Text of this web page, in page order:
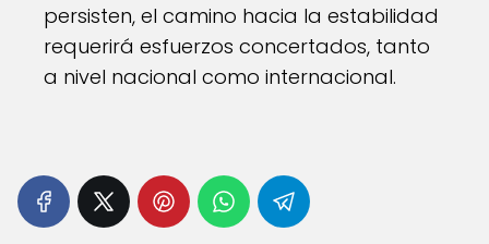
persisten, el camino hacia la estabilidad
requerirá esfuerzos concertados, tanto
a nivel nacional como internacional.